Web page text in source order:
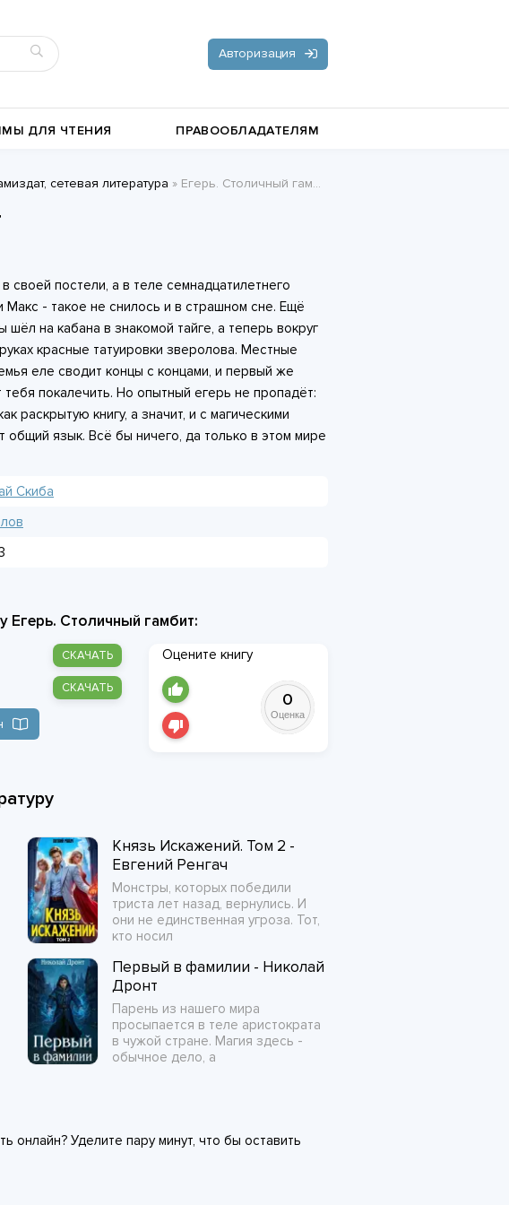
Авторизация
романы
Стихи и поэзия
ДЛЯ ЧТЕНИЯ ПРАВООБЛАДАТЕЛЯМ
сетевая литература » Егерь. Столичный гамбит - Николай Скиба
своей постели, а в теле семнадцатилетнего
Макс - такое не снилось и в страшном сне. Ещё
шёл на кабана в знакомой тайге, а теперь вокруг
красные татуировки зверолова. Местные
еле сводит концы с концами, и первый же
покалечить. Но опытный егерь не пропадёт:
раскрытую книгу, а значит, и с магическими
общий язык. Всё бы ничего, да только в этом мире
люди борются за выживание, и у местных
планы.
Скиба
Егерь. Столичный гамбит:
СКАЧАТЬ
СКАЧАТЬ
Оцените книгу
0
Оценка
Князь Искажений. Том 2 -
Евгений Ренгач
Монстры, которых победили
триста лет назад, вернулись. И
они не единственная угроза. Тот,
кто носил
Первый в фамилии - Николай
Дронт
Парень из нашего мира
просыпается в теле аристократа
в чужой стране. Магия здесь -
обычное дело, а
онлайн? Уделите пару минут, что бы оставить